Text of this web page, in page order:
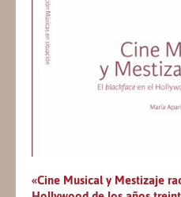
«Cine Musical y Mestizaje